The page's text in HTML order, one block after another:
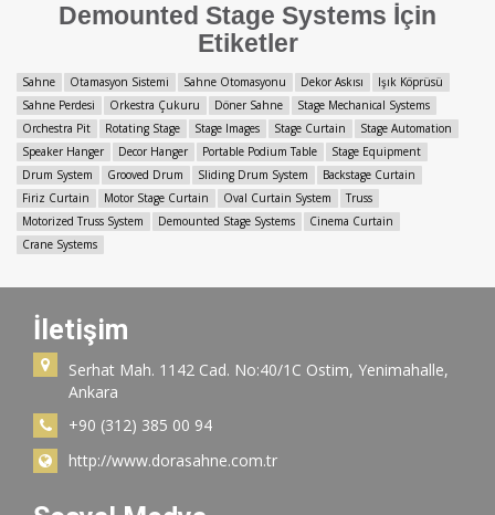
Demounted Stage Systems İçin
Etiketler
Sahne Otamasyon Sistemi Sahne Otomasyonu Dekor Askısı
Işık Köprüsü
Sahne Perdesi
Orkestra Çukuru Döner Sahne
Stage Mechanical Systems
Orchestra Pit
Rotating Stage Stage Images Stage Curtain
Stage Automation
Speaker Hanger
Decor Hanger Portable Podium Table
Stage Equipment
Drum System
Grooved Drum Sliding Drum System
Backstage Curtain
Firiz Curtain
Motor Stage Curtain Oval Curtain System
Truss
Motorized Truss System
Demounted Stage Systems
Cinema Curtain
Crane Systems
İletişim
Serhat Mah. 1142 Cad. No:40/1C Ostim, Yenimahalle,
Ankara
+90 (312) 385 00 94
http://www.dorasahne.com.tr